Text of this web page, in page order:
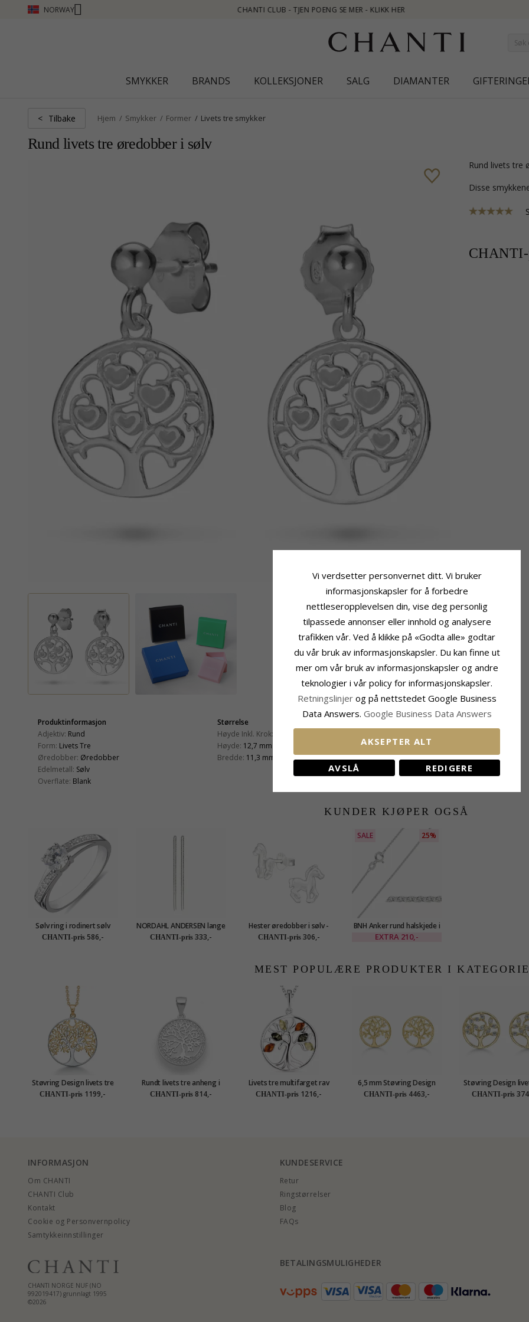
NORWAY
- TJEN POENG SE MER - KLIKK HER
SMYKKER BRANDS KOLLEKSJONER SALG DIAMANTER
< Tilbake Hjem Smykker Former Livets tre smykker
Rund livets tre øredobber i sølv
rund livets tre
Disse
Produktinformasjon
Adjektiv: Rund
Form: Livets Tre
Øredobber: Øredobber
Edelmetall: Sølv
Overflate: Blank
Størrelse
Høyde Inkl. Krok:
Høyde: 12,7 mm
Bredde: 11,3 mm
KUNDER KJØPER OGSÅ
Sølv ring i rodinert sølv
CHANTI-pris 586,-
NORDAHL ANDERSEN lange
øredobber i sølv
CHANTI-pris 333,-
Hester øredobber i sølv -
Little Ones
CHANTI-pris 306,-
SALE 25%
BNH Anker rund halskjede i
sølv 38 cm x 1,1 mm
EXTRA 210,-
MEST POPULÆRE PRODUKTER I
Støvring Design livets tre
halskjede med anheng i
forgylt sølv med rodinert
CHANTI-pris 1199,-
Rundt livets tre anheng i
sølv
CHANTI-pris 814,-
Livets tre multifarget rav
halskjede med anheng i
sølv med anheng i sølv
CHANTI-pris 1216,-
6,5 mm Støvring Design
livets tre øredobber i 14
karat gull
CHANTI-pris 4463,-
Støvring Design
zirkon øredobber i
gull
CHANTI-pris
INFORMASJON
Om CHANTI
CHANTI Club
Kontakt
Cookie og Personvernpolicy
Samtykkeinnstillinger
KUNDESERVICE
Retur
Ringstørrelser
Blog
FAQs
CHANTI NORGE NUF (NO
992019417) grunnlagt 1995
©2026
BETALINGSMULIGHEDER
Vi verdsetter personvernet ditt. Vi bruker
informasjonskapsler for å forbedre
nettleseropplevelsen din, vise deg personlig
tilpassede annonser eller innhold og analysere
trafikken vår. Ved å klikke på «Godta alle» godtar
du vår bruk av informasjonskapsler. Du kan finne ut
mer om vår bruk av informasjonskapsler og andre
teknologier i vår policy for informasjonskapsler.
Retningslinjer og på nettstedet Google Business
Data Answers. Google Business Data Answers
AKSEPTER ALT
AVSLÅ REDIGERE